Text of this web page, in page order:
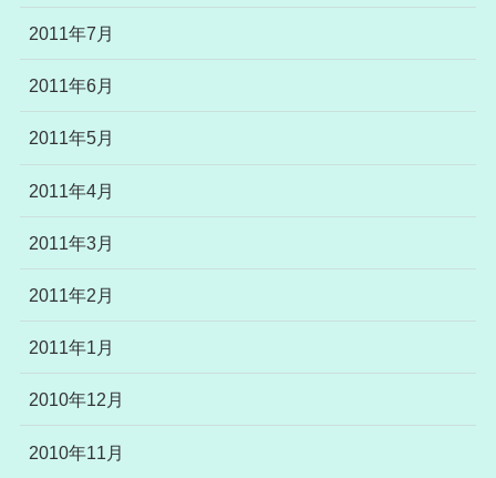
2011年7月
2011年6月
2011年5月
2011年4月
2011年3月
2011年2月
2011年1月
2010年12月
2010年11月